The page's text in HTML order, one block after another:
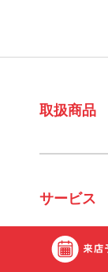
取扱商品
サービス